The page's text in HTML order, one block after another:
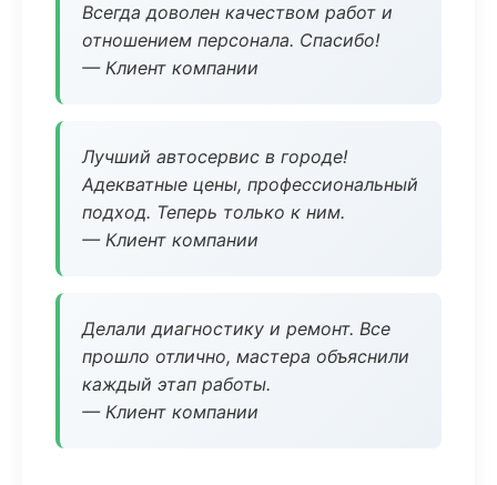
Всегда доволен качеством работ и
отношением персонала. Спасибо!
— Клиент компании
Лучший автосервис в городе!
Адекватные цены, профессиональный
подход. Теперь только к ним.
— Клиент компании
Делали диагностику и ремонт. Все
прошло отлично, мастера объяснили
каждый этап работы.
— Клиент компании